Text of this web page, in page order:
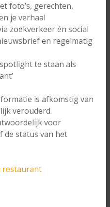
foto’s, gerechten,
je verhaal
zoekverkeer én social
en regelmatig
te staan als
is afkomstig van
verouderd.
voor
de status van het